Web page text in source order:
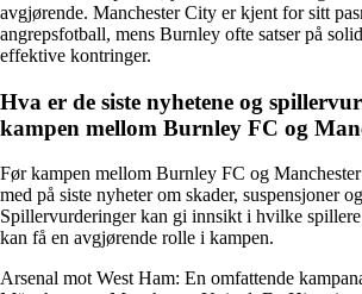
avgjørende. Manchester City er kjent for sitt
angrepsfotball, mens Burnley ofte satser på
effektive kontringer.
Hva er de siste nyhetene og
kampen mellom Burnley FC og
Før kampen mellom Burnley FC og
med på siste nyheter om skader, suspensjoner
Spillervurderinger kan gi innsikt i hvilke
kan få en avgjørende rolle i kampen.
Arsenal mot West Ham: En omfattende